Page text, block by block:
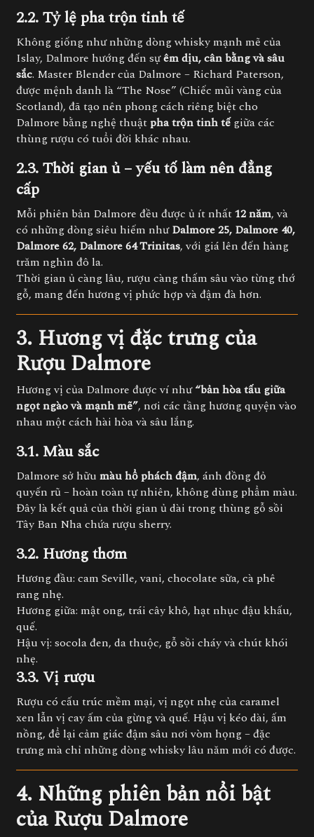
2.2. Tỷ lệ pha trộn tinh tế
Không giống như những dòng whisky mạnh mẽ của
Islay, Dalmore hướng đến sựêm dịu, cân bằng và sâu
sắc. Master Blender của Dalmore – Richard Paterson,
được mệnh danh là “The Nose” (Chiếc mũi vàng của
Scotland), đã tạo nên phong cách riêng biệt cho
Dalmore bằng nghệ thuậtpha trộn tinh tếgiữa các
thùng rượu có tuổi đời khác nhau.
2.3. Thời gian ủ – yếu tố làm nên đẳng
cấp
Mỗi phiên bản Dalmore đều được ủ ít nhất12 năm, và
có những dòng siêu hiếm nhưDalmore 25, Dalmore 40,
Dalmore 62, Dalmore 64 Trinitas, với giá lên đến hàng
trăm nghìn đô la.
Thời gian ủ càng lâu, rượu càng thấm sâu vào từng thớ
gỗ, mang đến hương vị phức hợp và đậm đà hơn.
3. Hương vị đặc trưng của
Rượu Dalmore
Hương vị của Dalmore được ví như“bản hòa tấu giữa
ngọt ngào và mạnh mẽ”, nơi các tầng hương quyện vào
nhau một cách hài hòa và sâu lắng.
3.1. Màu sắc
Dalmore sở hữu màu hổ phách đậm, ánh đồng đỏ
quyến rũ – hoàn toàn tự nhiên, không dùng phẩm màu.
Đây là kết quả của thời gian ủ dài trong thùng gỗ sồi
Tây Ban Nha chứa rượu sherry.
3.2. Hương thơm
Hương đầu: cam Seville, vani, chocolate sữa, cà phê
rang nhẹ.
Hương giữa: mật ong, trái cây khô, hạt nhục đậu khấu,
quế.
Hậu vị: socola đen, da thuộc, gỗ sồi cháy và chút khói
nhẹ.
3.3. Vị rượu
Rượu có cấu trúc mềm mại, vị ngọt nhẹ của caramel
xen lẫn vị cay ấm của gừng và quế. Hậu vị kéo dài, ấm
nồng, để lại cảm giác đậm sâu nơi vòm họng – đặc
trưng mà chỉ những dòng whisky lâu năm mới có được.
4. Những phiên bản nổi bật
của Rượu Dalmore